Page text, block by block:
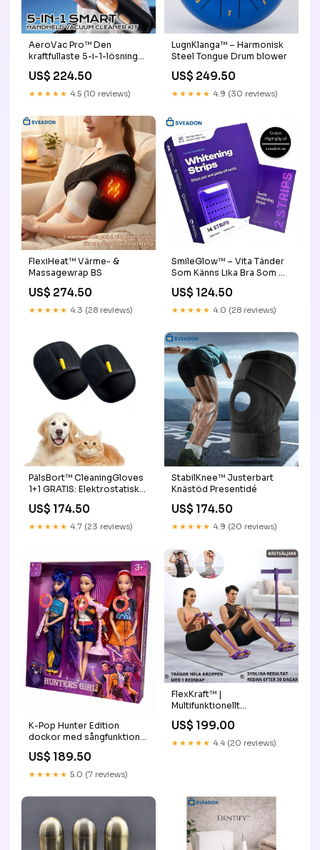
AeroVac Pro™ Den
kraftfullaste 5-i-1-lösningen
Färg:Svart
US$ 224.50
★★★★★ 4.5 (10 reviews)
LugnKlanga™ – Harmonisk
Steel Tongue Drum blower
US$ 249.50
★★★★★ 4.9 (30 reviews)
FlexiHeat™ Värme- &
Massagewrap BS
US$ 274.50
★★★★★ 4.3 (28 reviews)
SmileGlow™ – Vita Tänder
Som Känns Lika Bra Som De
US$ 124.50
★★★★★ 4.0 (28 reviews)
PälsBort™ CleaningGloves
1+1 GRATIS: Elektrostatiska
djurhår JULBELYSNING
US$ 174.50
★★★★★ 4.7 (23 reviews)
StabilKnee™ Justerbart
Knästöd Presentidé
US$ 174.50
★★★★★ 4.9 (20 reviews)
K-Pop Hunter Edition
dockor med sångfunktion
snabb reparation
US$ 189.50
★★★★★ 5.0 (7 reviews)
FlexKraft™ |
Multifunktionellt
för effektiv
helkroppsträning
US$ 199.00
★★★★★ 4.4 (20 reviews)